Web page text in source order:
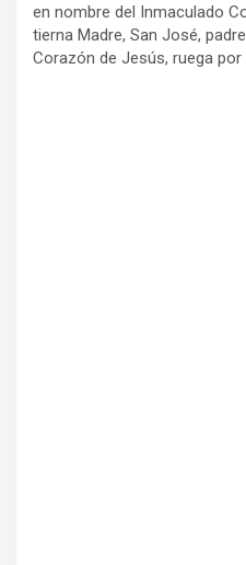
en nombre del Inmaculado
tierna Madre, San José,
Corazón de Jesús, ruega